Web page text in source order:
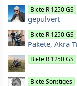
Biete R 1250 GS
gepulvert
Biete R 1250 GS
Pakete, Akra
Biete R 1250 GS
Biete Sonstiges